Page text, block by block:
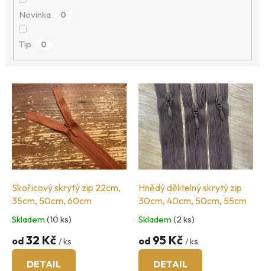
Novinka 0
Tip 0
V
ý
p
p
o
d
k
ů
Skořicový skrytý zip 22cm,
35cm, 50cm, 60cm
Skladem(10 ks)
od 32 Kč / ks
DETAIL
Hnědý dělitelný skrytý zip
30cm, 40cm, 50cm, 55cm
Skladem(2 ks)
od 95 Kč / ks
DETAIL